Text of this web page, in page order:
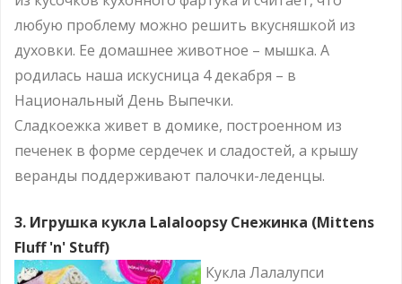
любую проблему можно решить вкусняшкой из
духовки. Ее домашнее животное – мышка. А
родилась наша искусница 4 декабря – в
Национальный День Выпечки.
Сладкоежка живет в домике, построенном из
печенек в форме сердечек и сладостей, а крышу
веранды поддерживают палочки-леденцы.
3. Игрушка кукла Lalaloopsy Снежинка (Mittens
Fluff 'n' Stuff)
Кукла Лалалупси